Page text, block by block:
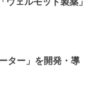
ター」を開発・導